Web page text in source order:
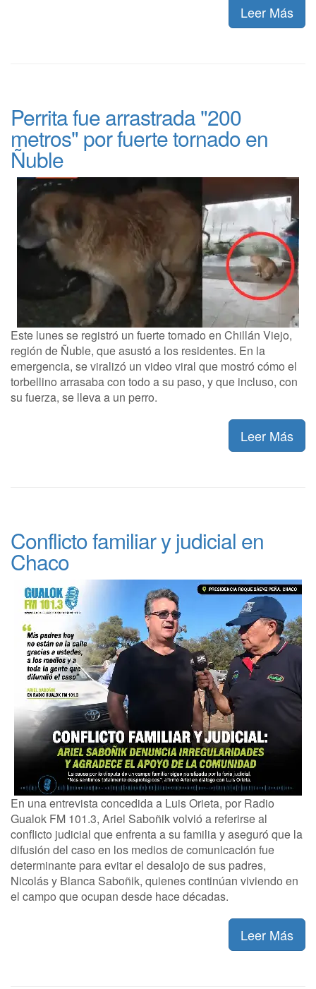
Leer Más
Perrita fue arrastrada "200
metros" por fuerte tornado en
Ñuble
Este lunes se registró un fuerte tornado en Chillán Viejo,
región de Ñuble, que asustó a los residentes. En la
emergencia, se viralizó un video viral que mostró cómo el
torbellino arrasaba con todo a su paso, y que incluso, con
su fuerza, se lleva a un perro.
Leer Más
Conflicto familiar y judicial en
Chaco
En una entrevista concedida a Luis Orieta, por Radio
Gualok FM 101.3, Ariel Saboñik volvió a referirse al
conflicto judicial que enfrenta a su familia y aseguró que la
difusión del caso en los medios de comunicación fue
determinante para evitar el desalojo de sus padres,
Nicolás y Blanca Saboñik, quienes continúan viviendo en
el campo que ocupan desde hace décadas.
Leer Más